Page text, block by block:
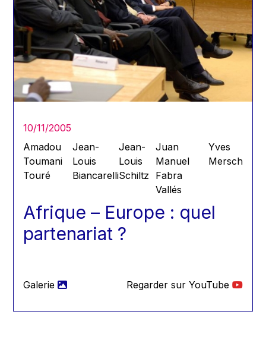
Gil Carlos Rodrigues Iglesias
Gunnar Lund
Günther Hermann Oettinger
Günther Verheugen
Hans Joachim Schellnhuber
Hans-Gert Poettering
Hans-Gert Pöttering
Ioan Mircea Paşcu
Jacques Barrot
Jacques Diouf
Jan O. Karlsson
Janez Potočnik
Jean-Claude TRICHET
Jean-François Rischard
10/11/2005
Amadou
Toumani
Touré
Jean-
Louis
Biancarelli
Jean-
Louis
Schiltz
Juan
Manuel
Fabra
Vallés
Yves
Mersch
Afrique – Europe : quel
partenariat ?
Galerie Regarder sur YouTube